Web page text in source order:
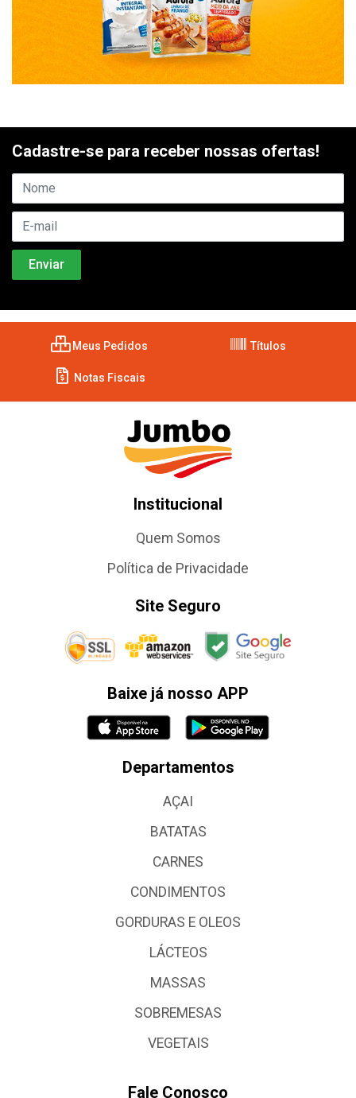
Cadastre-se para receber nossas ofertas!
Meus Pedidos Títulos
Notas Fiscais
Institucional
Quem Somos
Política de Privacidade
Site Seguro
Baixe já nosso APP
Departamentos
AÇAI
BATATAS
CARNES
CONDIMENTOS
GORDURAS E OLEOS
LÁCTEOS
MASSAS
SOBREMESAS
VEGETAIS
Fale Conosco